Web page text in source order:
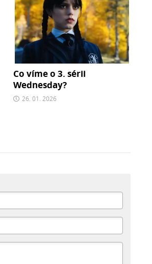
Co víme o 3. sérii
Wednesday?
26. 01. 2026